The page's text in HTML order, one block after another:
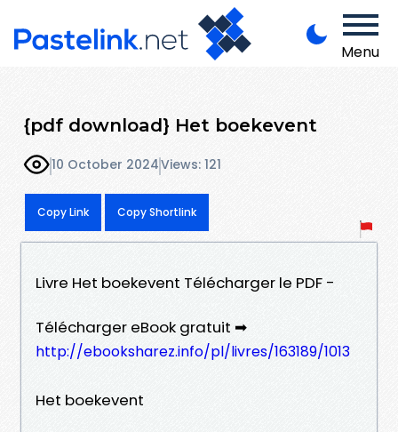
Menu
{pdf download} Het boekevent
10 October 2024Views: 121
Copy Link Copy Shortlink
Livre Het boekevent Télécharger le PDF -
Télécharger eBook gratuit ➡
http://ebooksharez.info/pl/livres/163189/1013
Het boekevent